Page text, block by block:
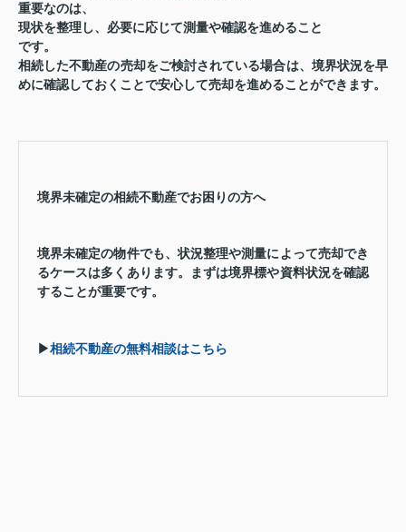
重要なのは、
現状を整理し、必要に応じて測量や確認を進めること
です。
相続した不動産の売却をご検討されている場合は、境界状況を早
めに確認しておくことで安心して売却を進めることができます。
境界未確定の相続不動産でお困りの方へ
境界未確定の物件でも、状況整理や測量によって売却でき
るケースは多くあります。まずは境界標や資料状況を確認
することが重要です。
▶相続不動産の無料相談はこちら